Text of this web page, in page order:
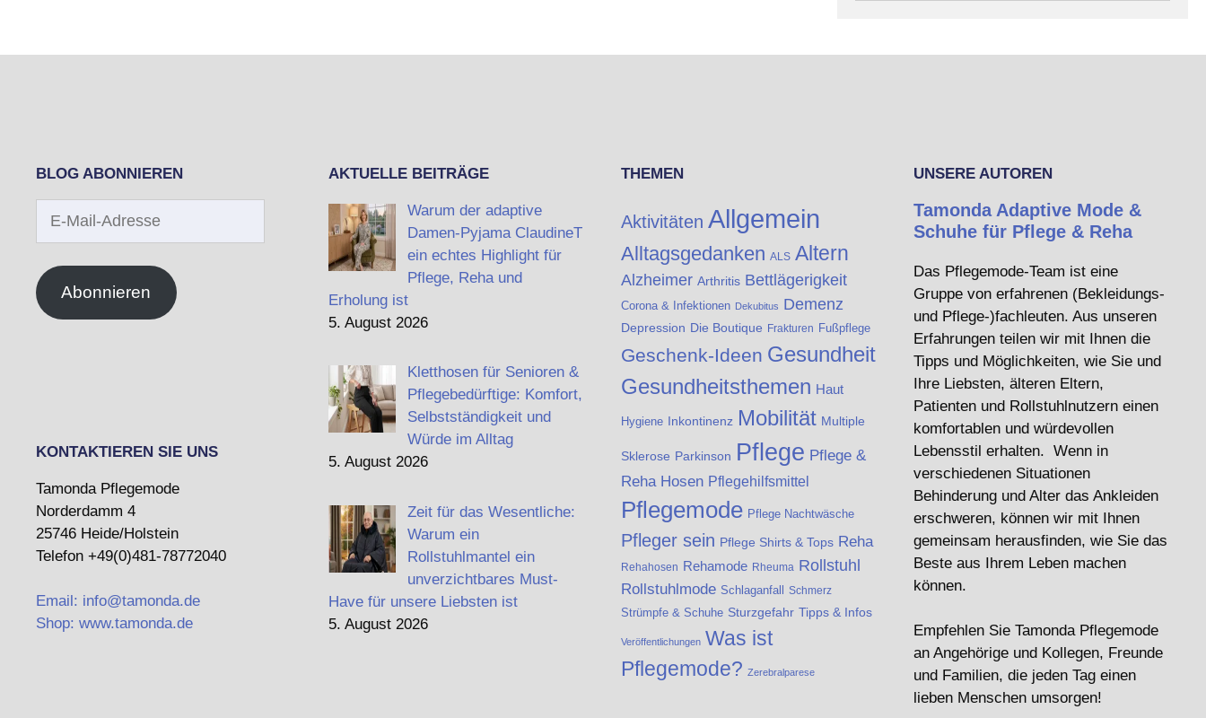
BLOG ABONNIEREN
Mail-
Abonnieren
KONTAKTIEREN SIE UNS
Tamonda Pflegemode
Norderdamm 4
25746 Heide/Holstein
Telefon +49(0)481-78772040
Email: info@tamonda.de
Shop: www.tamonda.de
AKTUELLE BEITRÄGE
Warum der adaptive
Damen-Pyjama ClaudineT
ein echtes Highlight für
Pflege, Reha und
Erholung ist
5. August 2026
Kletthosen für Senioren &
Pflegebedürftige: Komfort,
Selbstständigkeit und
Würde im Alltag
5. August 2026
Zeit für das Wesentliche:
Warum ein
Rollstuhlmantel ein
unverzichtbares Must-
Have für unsere Liebsten ist
5. August 2026
THEMEN
Aktivitäten Allgemein
Alltagsgedanken ALS Altern
Alzheimer Arthritis Bettlägerigkeit
Corona & Infektionen Dekubitus Demenz
Depression Die Boutique Frakturen Fußpflege
Geschenk-Ideen Gesundheit
Gesundheitsthemen Haut
Hygiene Inkontinenz Mobilität Multiple
Sklerose Parkinson Pflege Pflege &
Reha Hosen Pflegehilfsmittel
Pflegemode Pflege Nachtwäsche
Pfleger sein Pflege Shirts & Tops Reha
Rehahosen Rehamode Rheuma Rollstuhl
Rollstuhlmode Schlaganfall Schmerz
Strümpfe & Schuhe Sturzgefahr Tipps & Infos
Veröffentlichungen Was ist
Pflegemode? Zerebralparese
UNSERE AUTOREN
Tamonda Adaptive Mode &
Schuhe für Pflege & Reha
Das Pflegemode-Team ist eine
Gruppe von erfahrenen (Bekleidungs-
und Pflege-)fachleuten. Aus unseren
Erfahrungen teilen wir mit Ihnen die
Tipps und Möglichkeiten, wie Sie und
Ihre Liebsten, älteren Eltern,
Patienten und Rollstuhlnutzern einen
komfortablen und würdevollen
Lebensstil erhalten. Wenn in
verschiedenen Situationen
Behinderung und Alter das Ankleiden
erschweren, können wir mit Ihnen
gemeinsam herausfinden, wie Sie das
Beste aus Ihrem Leben machen
können.
Empfehlen Sie Tamonda Pflegemode
an Angehörige und Kollegen, Freunde
und Familien, die jeden Tag einen
lieben Menschen umsorgen!